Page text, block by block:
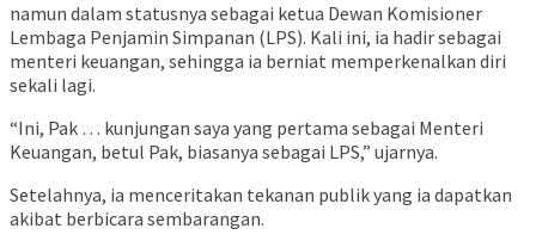
namun dalam statusnya sebagai ketua Dewan Komisioner
Lembaga Penjamin Simpanan (LPS). Kali ini, ia hadir sebagai
menteri keuangan, sehingga ia berniat memperkenalkan diri
sekali lagi.
“Ini, Pak … kunjungan saya yang pertama sebagai Menteri
Keuangan, betul Pak, biasanya sebagai LPS,” ujarnya.
Setelahnya, ia menceritakan tekanan publik yang ia dapatkan
akibat berbicara sembarangan.